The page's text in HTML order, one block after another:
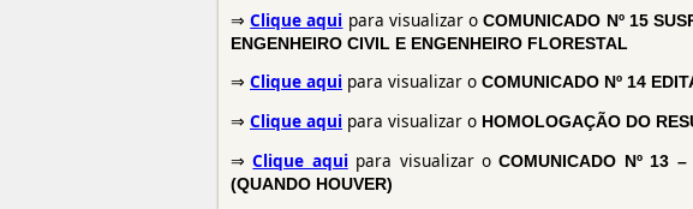
⇒Clique aqui para visualizar oCOMUNICADO Nº 15
ENGENHEIRO CIVIL E ENGENHEIRO FLORESTAL
⇒ Clique aqui para visualizar o COMUNICADO Nº 14
⇒ Clique aqui para visualizar o HOMOLOGAÇÃO DO
⇒Clique aqui para visualizar oCOMUNICADO Nº 13
(QUANDO HOUVER)